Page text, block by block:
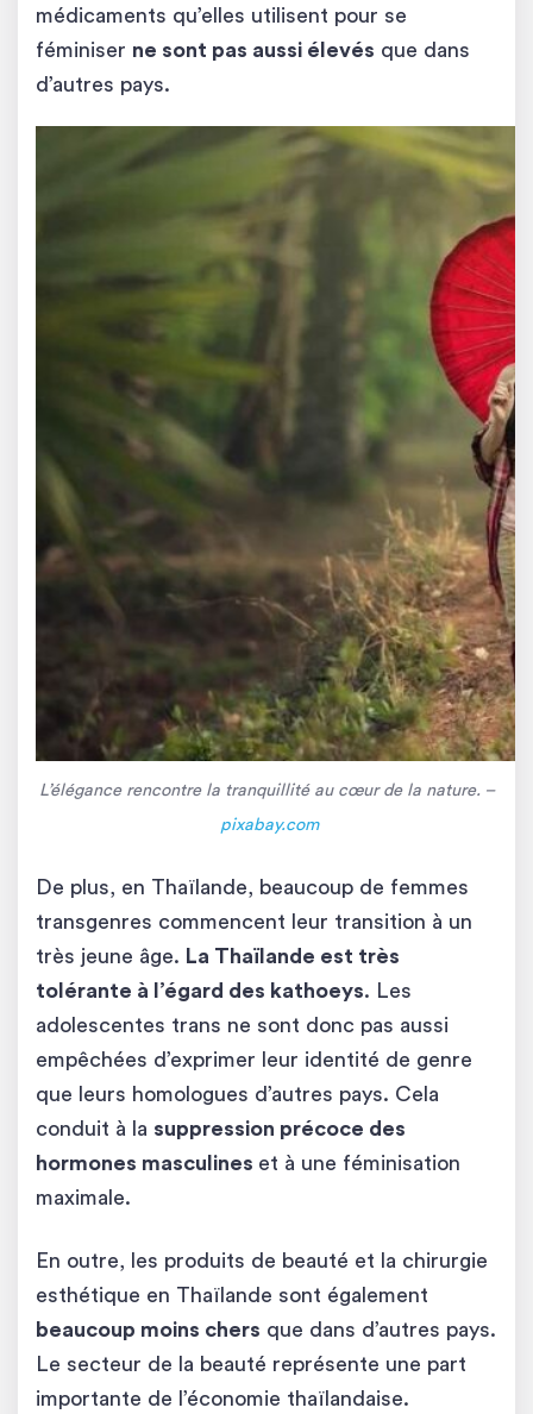
médicaments qu’elles utilisent pour se
féminiser ne sont pas aussi élevés que dans
d’autres pays.
L’élégance rencontre la tranquillité au cœur de la nature. –
pixabay.com
De plus, en Thaïlande, beaucoup de femmes
transgenres commencent leur transition à un
très jeune âge. La Thaïlande est très
tolérante à l’égard des kathoeys. Les
adolescentes trans ne sont donc pas aussi
empêchées d’exprimer leur identité de genre
que leurs homologues d’autres pays. Cela
conduit à la suppression précoce des
hormones masculines et à une féminisation
maximale.
En outre, les produits de beauté et la chirurgie
esthétique en Thaïlande sont également
beaucoup moins chers que dans d’autres pays.
Le secteur de la beauté représente une part
importante de l’économie thaïlandaise.